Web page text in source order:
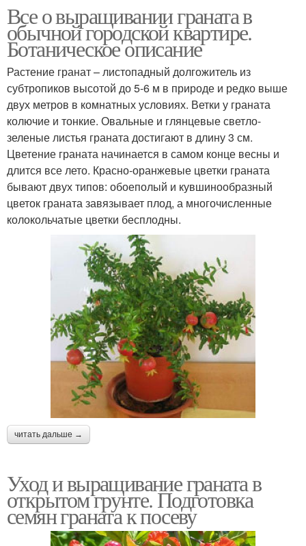
Все о выращивании граната в
обычной городской квартире.
Ботаническое описание
Растение гранат – листопадный долгожитель из
субтропиков высотой до 5-6 м в природе и редко выше
двух метров в комнатных условиях. Ветки у граната
колючие и тонкие. Овальные и глянцевые светло-
зеленые листья граната достигают в длину 3 см.
Цветение граната начинается в самом конце весны и
длится все лето. Красно-оранжевые цветки граната
бывают двух типов: обоеполый и кувшинообразный
цветок граната завязывает плод, а многочисленные
колокольчатые цветки бесплодны.
читать дальше →
Уход и выращивание граната в
открытом грунте. Подготовка
семян граната к посеву